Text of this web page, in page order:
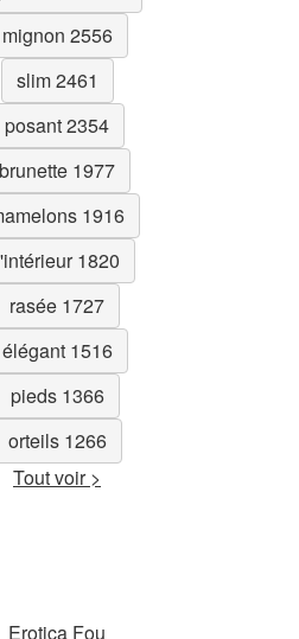
mignon 2556
slim 2461
posant 2354
brunette 1977
1916
1820
rasée 1727
élégant 1516
pieds 1366
orteils 1266
Tout voir >
Erotica Fou